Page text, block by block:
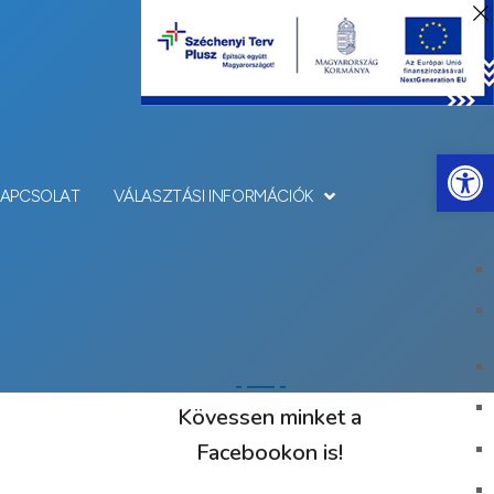
VÁLASZTÁSI INFORMÁCIÓK
Kövessen minket a
Facebookon is!